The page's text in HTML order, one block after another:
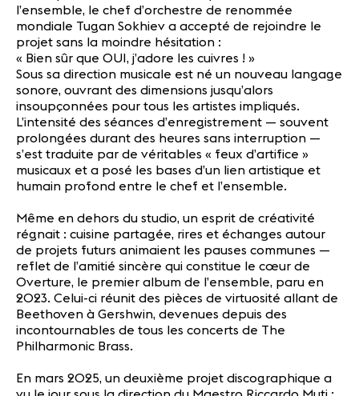
l’ensemble, le chef d’orchestre de renommée
mondiale Tugan Sokhiev a accepté de rejoindre le
projet sans la moindre hésitation :
« Bien sûr que OUI, j’adore les cuivres ! »
Sous sa direction musicale est né un nouveau langage
sonore, ouvrant des dimensions jusqu’alors
insoupçonnées pour tous les artistes impliqués.
L’intensité des séances d’enregistrement — souvent
prolongées durant des heures sans interruption —
s’est traduite par de véritables « feux d’artifice »
musicaux et a posé les bases d’un lien artistique et
humain profond entre le chef et l’ensemble.
Même en dehors du studio, un esprit de créativité
régnait : cuisine partagée, rires et échanges autour
de projets futurs animaient les pauses communes —
reflet de l’amitié sincère qui constitue le cœur de
Overture, le premier album de l’ensemble, paru en
2023. Celui-ci réunit des pièces de virtuosité allant de
Beethoven à Gershwin, devenues depuis des
incontournables de tous les concerts de The
Philharmonic Brass.
En mars 2025, un deuxième projet discographique a